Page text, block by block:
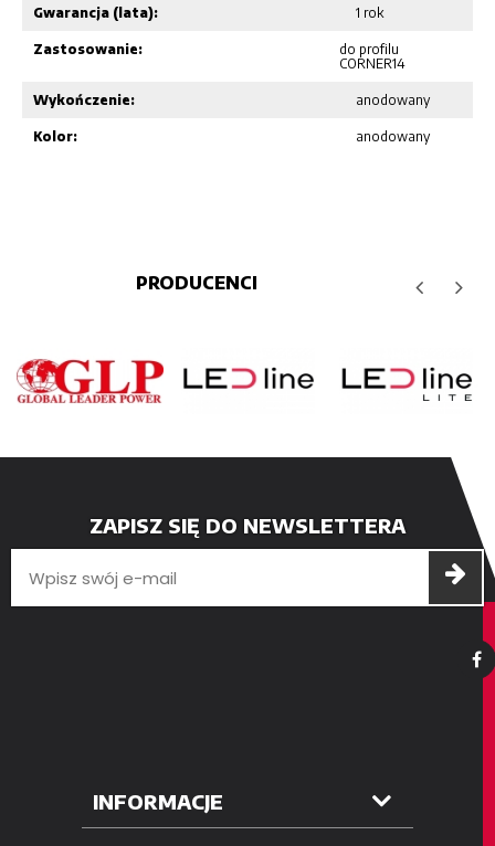
Gwarancja (lata): 1 rok
Zastosowanie:
do profilu
CORNER14
Wykończenie: anodowany
Kolor: anodowany
PRODUCENCI
ZAPISZ SIĘ DO NEWSLETTERA
INFORMACJE